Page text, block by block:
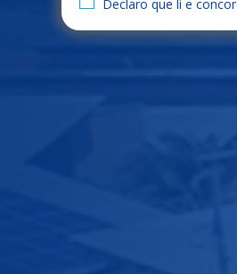
Declaro que li e